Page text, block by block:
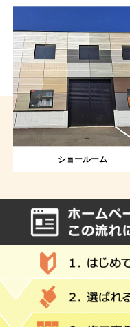
ショールーム